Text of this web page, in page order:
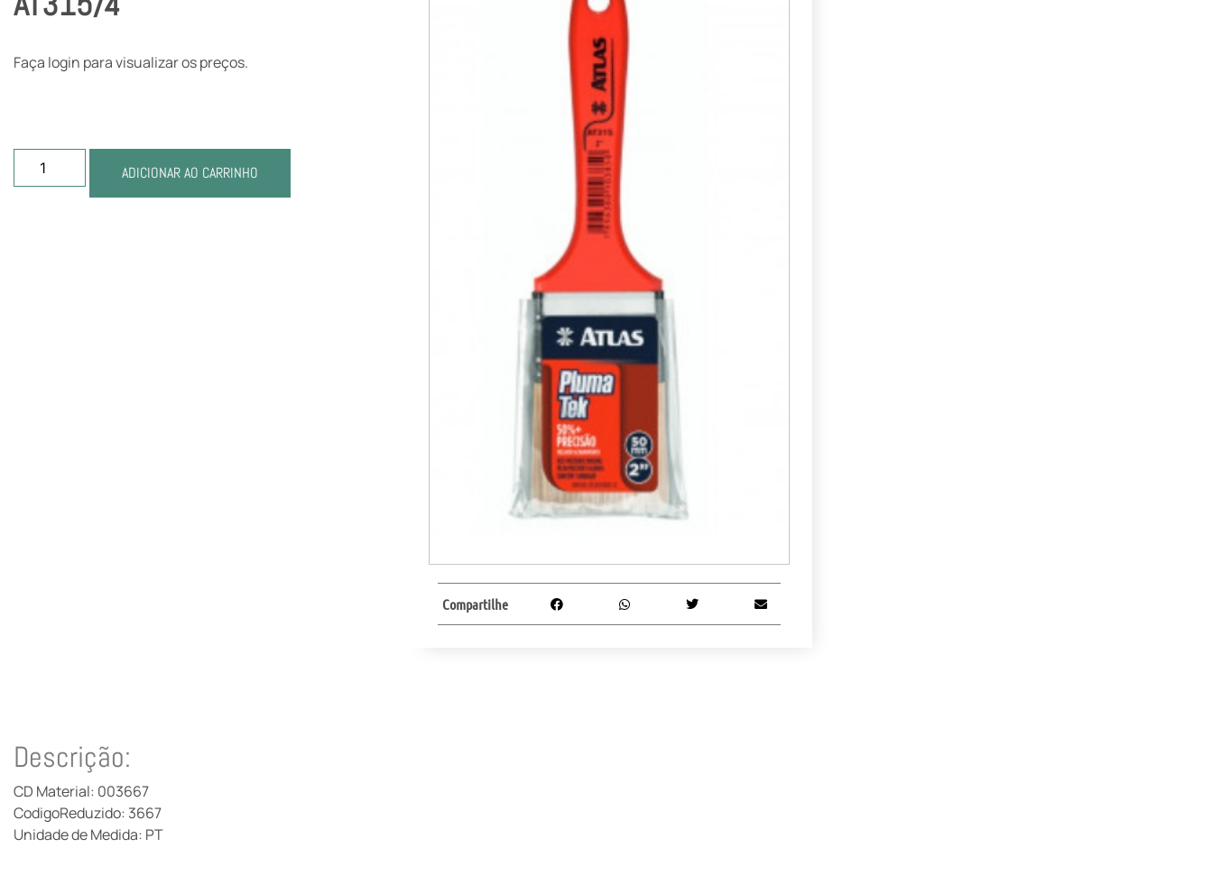
Faça login para visualizar os preços.
ADICIONAR AO CARRINHO
Compartilhe
Descrição:
CD Material: 003667
CodigoReduzido: 3667
Unidade de Medida: PT